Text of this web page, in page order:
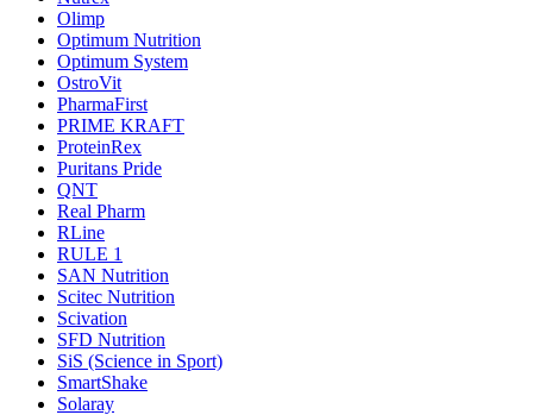
Olimp
Optimum Nutrition
Optimum System
OstroVit
PharmaFirst
PRIME KRAFT
ProteinRex
Puritans Pride
QNT
Real Pharm
RLine
RULE 1
SAN Nutrition
Scitec Nutrition
Scivation
SFD Nutrition
SiS (Science in Sport)
SmartShake
Solaray